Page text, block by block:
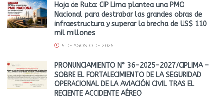
Hoja de Ruta: CIP Lima plantea una PMO
Nacional para destrabar las grandes obras de
infraestructura y superar la brecha de US$ 110
mil millones
5 DE AGOSTO DE 2026
PRONUNCIAMIENTO N° 36-2025-2027/CIPLIMA –
SOBRE EL FORTALECIMIENTO DE LA SEGURIDAD
OPERACIONAL DE LA AVIACIÓN CIVIL TRAS EL
RECIENTE ACCIDENTE AÉREO